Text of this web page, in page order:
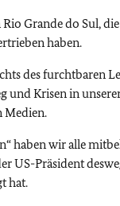
Grande do Sul,
haben.
des furchtbaren
und Krisen in
Medien.
haben wir alle
US-Präsident
hat.